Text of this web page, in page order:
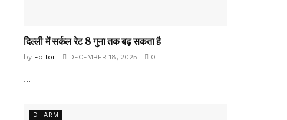
दिल्ली में सर्कल रेट 8 गुना तक बढ़ सकता है
by Editor DECEMBER 18, 2025 0
...
DHARM